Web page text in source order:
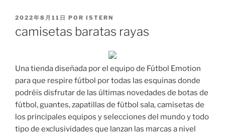
PUBLICADO
2022年8月11日 POR ISTERN
camisetas baratas rayas
Una tienda diseñada por el equipo de Fútbol Emotion
para que respire fútbol por todas las esquinas donde
podréis disfrutar de las últimas novedades de botas de
fútbol, guantes, zapatillas de fútbol sala, camisetas de
los principales equipos y selecciones del mundo y todo
tipo de exclusividades que lanzan las marcas a nivel